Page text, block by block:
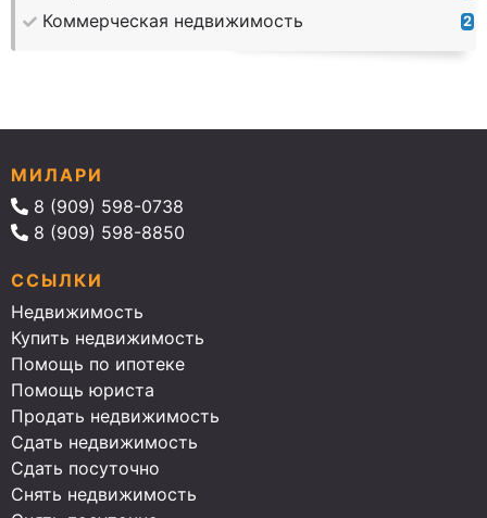
Коммерческая недвижимость 2
МИЛАРИ
8 (909) 598-0738
8 (909) 598-8850
ССЫЛКИ
Недвижимость
Купить недвижимость
Помощь по ипотеке
Помощь юриста
Продать недвижимость
Сдать недвижимость
Сдать посуточно
Снять недвижимость